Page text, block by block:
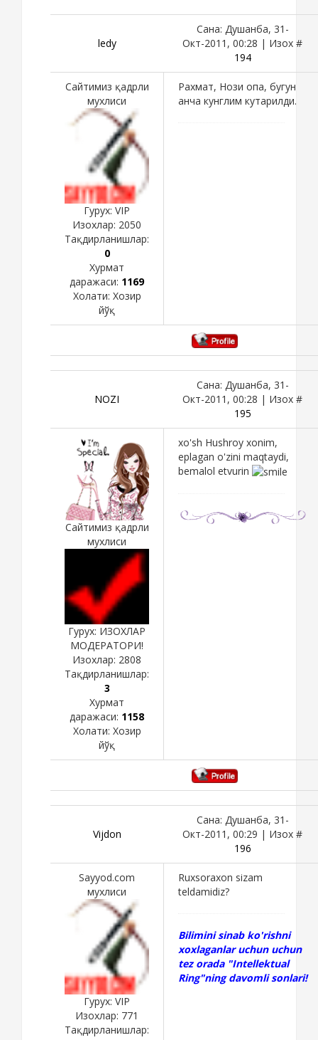
ledy
Сана: Душанба, 31-
Окт-2011, 00:28 | Изох #
194
Сайтимиз қадрли
мухлиси
Гурух: VIP
Изохлар: 2050
Тақдирланишлар:
0
Хурмат
даражаси: 1169
Холати: Хозир
йўқ
Рахмат, Нози опа, бугун
анча кунглим кутарилди.
NOZI
Сана: Душанба, 31-
Окт-2011, 00:28 | Изох #
195
Сайтимиз қадрли
мухлиси
Гурух: ИЗОХЛАР
МОДЕРАТОРИ!
Изохлар: 2808
Тақдирланишлар:
3
Хурмат
даражаси: 1158
Холати: Хозир
йўқ
xo'sh Hushroy xonim,
eplagan o'zini maqtaydi,
bemalol etvurin
Vijdon
Сана: Душанба, 31-
Окт-2011, 00:29 | Изох #
196
Sayyod.com
мухлиси
Гурух: VIP
Изохлар: 771
Тақдирланишлар:
Ruxsoraxon sizam
teldamidiz?
Bilimini sinab ko'rishni
xoxlaganlar uchun uchun
tez orada "Intellektual
Ring"ning davomli sonlari!